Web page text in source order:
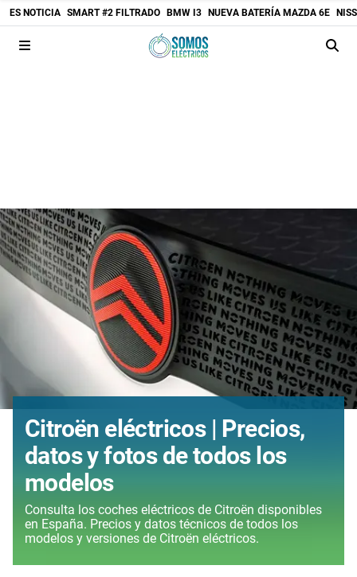
ES NOTICIA SMART #2 FILTRADO BMW I3 NUEVA BATERÍA MAZDA 6E
Citroën eléctricos | Precios,
datos y fotos de todos los
modelos
Consulta los coches eléctricos de Citroën disponibles
en España. Precios y datos técnicos de todos los
modelos y versiones de Citroën eléctricos.